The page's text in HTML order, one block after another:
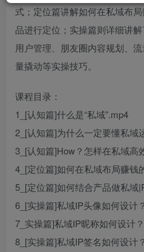
式；定位篇讲解如何在私域布
品进行定位；实操篇则详细讲解
用户管理、朋友圈内容规划、
量撬动等实操技巧。
课程目录：
1_[认知篇]什么是“私域”.mp4
2_[认知篇]为什么一定要懂私域
3_[认知篇]How？怎样在私域高
4_[定位篇]如何在私域布局赚钱
5_[定位篇]如何结合产品做私域
6_[实操篇]私域IP头像如何设计
7_实操篇]私域IP昵称如何设计
8_[实操篇]私域IP签名如何设计